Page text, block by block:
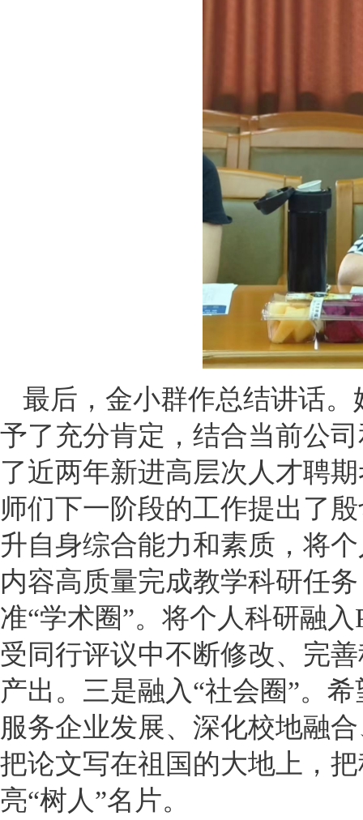
最后，金小群作总结讲话
予了充分肯定，结合当前公
了近两年新进高层次人才聘
师们下一阶段的工作提出了
升自身综合能力和素质，将
内容高质量完成教学科研任
准“学术圈”。将个人科研融
受同行评议中不断修改、完
产出。三是融入“社会圈”。
服务企业发展、深化校地融
把论文写在祖国的大地上，
亮“树人”名片。